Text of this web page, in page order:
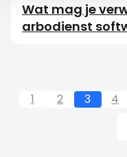
Wat mag je
arbodienst
1 2 3 4